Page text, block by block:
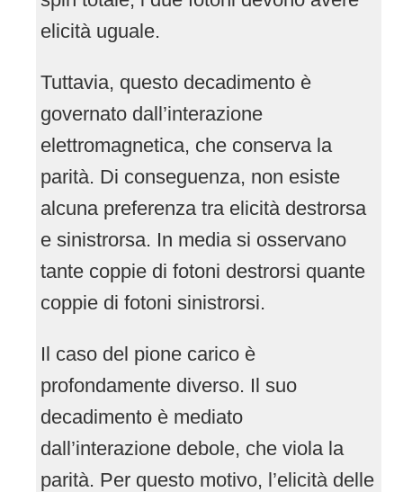
elicità uguale.
Tuttavia, questo decadimento è
governato dall’interazione
elettromagnetica, che conserva la
parità. Di conseguenza, non esiste
alcuna preferenza tra elicità destrorsa
e sinistrorsa. In media si osservano
tante coppie di fotoni destrorsi quante
coppie di fotoni sinistrorsi.
Il caso del pione carico è
profondamente diverso. Il suo
decadimento è mediato
dall’interazione debole, che viola la
parità. Per questo motivo, l’elicità delle